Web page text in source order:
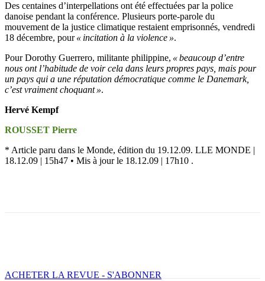
Des centaines d’interpellations ont été effectuées par la police
danoise pendant la conférence. Plusieurs porte-parole du
mouvement de la justice climatique restaient emprisonnés, vendredi
18 décembre, pour« incitation à la violence ».
Pour Dorothy Guerrero, militante philippine, « beaucoup d’entre
nous ont l’habitude de voir cela dans leurs propres pays, mais pour
un pays qui a une réputation démocratique comme le Danemark,
c’est vraiment choquant ».
Hervé Kempf
ROUSSET Pierre
* Article paru dans le Monde, édition du 19.12.09. LLE MONDE |
18.12.09 | 15h47 • Mis à jour le 18.12.09 | 17h10 .
ACHETER LA REVUE - S'ABONNER